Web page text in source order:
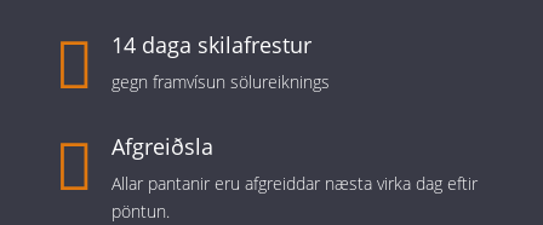
 14 daga skilafrestur
gegn framvísun sölureiknings
 Afgreiðsla
Allar pantanir eru afgreiddar næsta virka dag eftir
pöntun.